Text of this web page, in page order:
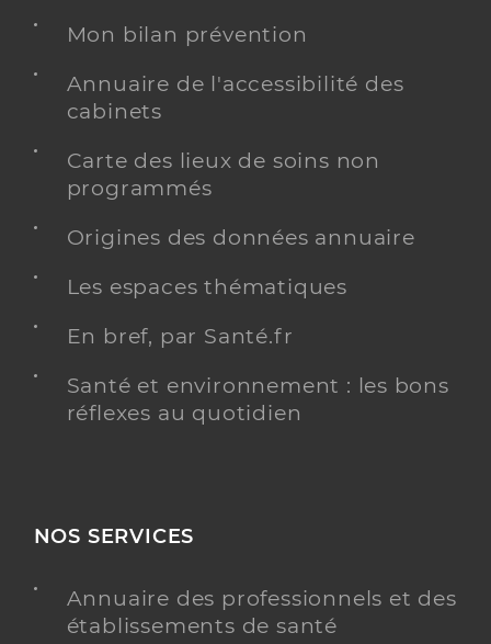
Mon bilan prévention
Annuaire de l'accessibilité des
cabinets
Carte des lieux de soins non
programmés
Origines des données annuaire
Les espaces thématiques
En bref, par Santé.fr
Santé et environnement : les bons
réflexes au quotidien
NOS SERVICES
Annuaire des professionnels et des
établissements de santé